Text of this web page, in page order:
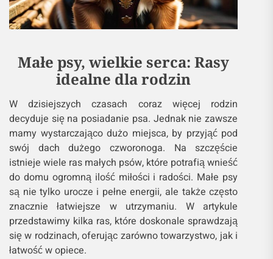
Małe psy, wielkie serca: Rasy
idealne dla rodzin
W dzisiejszych czasach coraz więcej rodzin
decyduje się na posiadanie psa. Jednak nie zawsze
mamy wystarczająco dużo miejsca, by przyjąć pod
swój dach dużego czworonoga. Na szczęście
istnieje wiele ras małych psów, które potrafią wnieść
do domu ogromną ilość miłości i radości. Małe psy
są nie tylko urocze i pełne energii, ale także często
znacznie łatwiejsze w utrzymaniu. W artykule
przedstawimy kilka ras, które doskonale sprawdzają
się w rodzinach, oferując zarówno towarzystwo, jak i
łatwość w opiece.